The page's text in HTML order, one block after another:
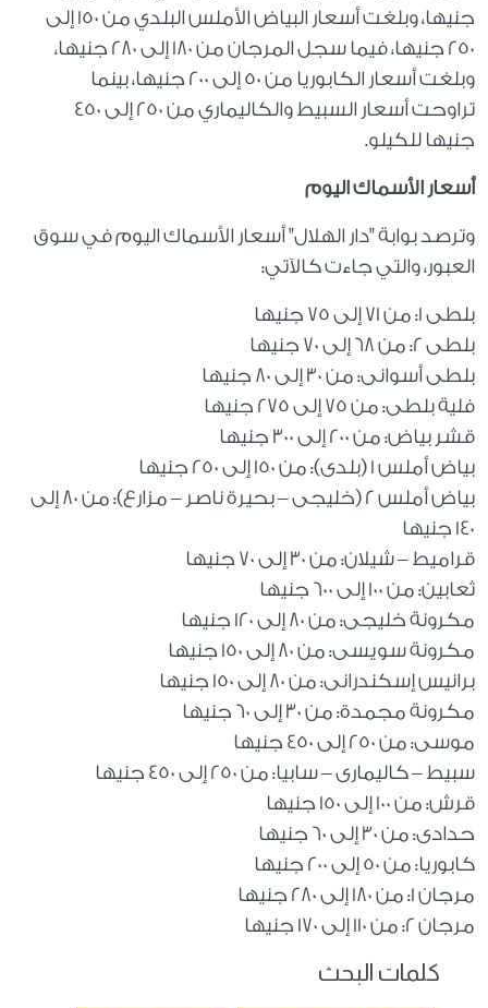
جنيها، وبلغت أسعار البياض الأملس البلدي من 150 إلى
250 جنيها، فيما سجل المرجان من 180 إلى 280 جنيها،
وبلغت أسعار الكابوريا من 50 إلى 200 جنيها، بينما
تراوحت أسعار السبيط والكاليماري من 250 إلى 450
جنيها للكيلو.
أسعار الأسماك اليوم
وترصد بوابة "دار الهلال" أسعار الأسماك اليوم في سوق
العبور، والتي جاءت كالآتي:
بلطى 1: من 71 إلى 75 جنيها
بلطى 2: من 68 إلى 70 جنيها
بلطى أسوانى: من 30 إلى 80 جنيها
فلية بلطى: من 75 إلى 275 جنيها
قشر بياض: من 200 إلى 300 جنيها
بياض أملس 1 (بلدى): من 150 إلى 250 جنيها
بياض أملس 2 (خليجى – بحيرة ناصر – مزارع): من 80 إلى
140 جنيها
قراميط – شيلان: من 30 إلى 70 جنيها
ثعابين: من 100 إلى 600 جنيها
مكرونة خليجى: من 80 إلى 120 جنيها
مكرونة سويسى: من 80 إلى 150 جنيها
برانيس إسكندرانى: من 80 إلى 150 جنيها
مكرونة مجمدة: من 30 إلى 60 جنيها
موسى: من 250 إلى 450 جنيها
سبيط – كاليمارى – سابيا: من 250 إلى 450 جنيها
قرش: من 100 إلى 150 جنيها
حدادى: من 30 إلى 60 جنيها
كابوريا: من 50 إلى 200 جنيها
مرجان 1: من 180 إلى 280 جنيها
مرجان 2: من 110 إلى 170 جنيها
كلمات البحث